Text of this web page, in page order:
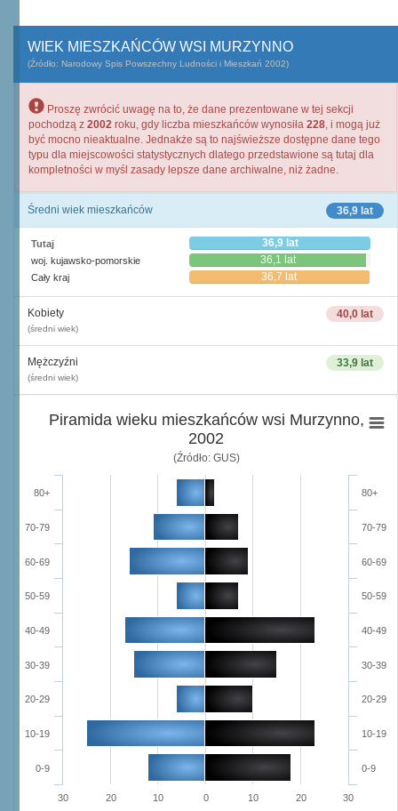
WIEK MIESZKAŃCÓW WSI MURZYNNO
(Źródło: Narodowy Spis Powszechny Ludności i Mieszkań 2002)
Proszę zwrócić uwagę na to, że dane prezentowane w tej sekcji
pochodzą z 2002 roku, gdy liczba mieszkańców wynosiła 228, i mogą już
być mocno nieaktualne. Jednakże są to najświeższe dostępne dane tego
typu dla miejscowości statystycznych dlatego przedstawione są tutaj dla
kompletności w myśl zasady lepsze dane archiwalne, niż żadne.
36,9 lat
Średni wiek mieszkańców
Tutaj 36,9 lat
woj. kujawsko-pomorskie 36,1 lat
Cały kraj 36,7 lat
40,0 lat
Kobiety
(średni wiek)
33,9 lat
Mężczyźni
(średni wiek)
Piramida wieku mieszkańców wsi Murzynno,
2002
(Źródło: GUS)
0-9
10-19
20-29
30-39
40-49
50-59
60-69
70-79
80+
0-9
10-19
20-29
30-39
40-49
50-59
60-69
70-79
80+
30 20 10 0 10 20 30